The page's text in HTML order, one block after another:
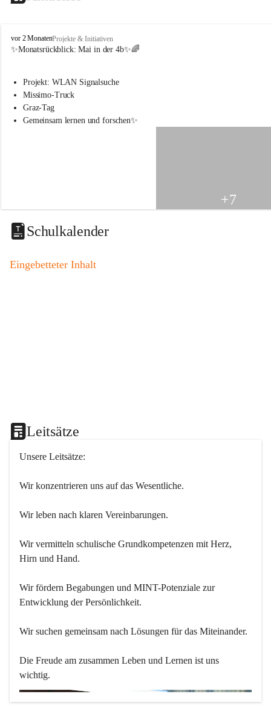
V
o
s
s
c
i
t
a
o
vor 2 MonatenProjekte & Initiativen
✨Monatsrückblick: Mai in der 4b✨🌈
Projekt: WLAN Signalsuche
Missimo-Truck
Graz-Tag
Gemeinsam lernen und forschen✨
+7
Schulkalender
Eingebetteter Inhalt
Leitsätze
Unsere Leitsätze:
Wir konzentrieren uns auf das Wesentliche.
Wir leben nach klaren Vereinbarungen.
Wir vermitteln schulische Grundkompetenzen mit Herz,
Hirn und Hand.
Wir fördern Begabungen und MINT-Potenziale zur
Entwicklung der Persönlichkeit.
Wir suchen gemeinsam nach Lösungen für das Miteinander.
Die Freude am zusammen Leben und Lernen ist uns
wichtig.